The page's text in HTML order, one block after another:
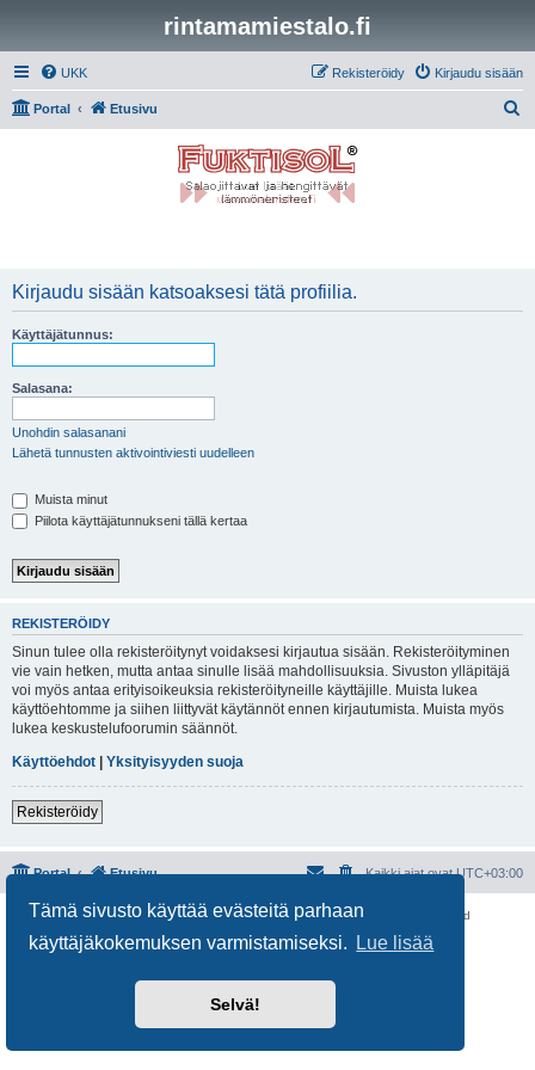
Tämä sivusto käyttää evästeitä parhaan
käyttäjäkokemuksen varmistamiseksi.
Lue lisää
Selvä!
rintamamiestalo.fi
UKK Kirjaudu sisään
Rekisteröidy
Portal Etusivu
Kirjaudu sisään katsoaksesi tätä profiilia.
Käyttäjätunnus:
Salasana:
Unohdin salasanani
Lähetä tunnusten aktivointiviesti uudelleen
Muista minut
Piilota käyttäjätunnukseni tällä kertaa
REKISTERÖIDY
Sinun tulee olla rekisteröitynyt voidaksesi kirjautua sisään. Rekisteröityminen
vie vain hetken, mutta antaa sinulle lisää mahdollisuuksia. Sivuston ylläpitäjä
voi myös antaa erityisoikeuksia rekisteröityneille käyttäjille. Muista lukea
käyttöehtomme ja siihen liittyvät käytännöt ennen kirjautumista. Muista myös
lukea keskustelufoorumin säännöt.
Käyttöehdot | Yksityisyyden suoja
Rekisteröidy
Portal Etusivu Kaikki ajat ovatUTC+03:00
Keskustelufoorumin ohjelmistophpBB® Forum Software © phpBB Limited
Käännös: phpBB Suomi (lurttinen, harritapio, Pettis)